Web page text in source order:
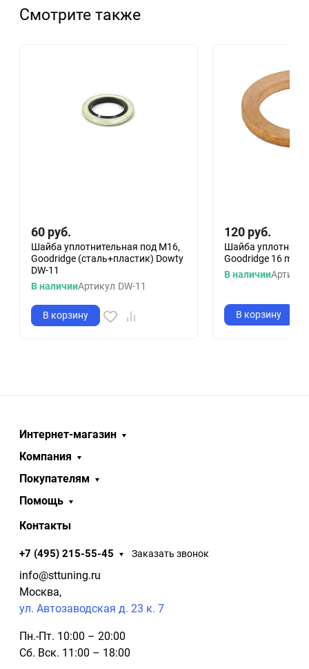
Смотрите также
60 руб.
Шайба уплотнительная под M16,
Goodridge (сталь+пластик) Dowty
DW-11
В наличииАртикул DW-11
В корзину
120 руб.
Шайба
Goodridge 16 mm
В наличииАртикул
В корзину
Интернет-магазин
Компания
Покупателям
Помощь
Контакты
+7 (495) 215-55-45 Заказать звонок
info@sttuning.ru
Москва,
ул. Автозаводская д. 23 к. 7
Пн.-Пт. 10:00 – 20:00
Сб. Вск. 11:00 – 18:00